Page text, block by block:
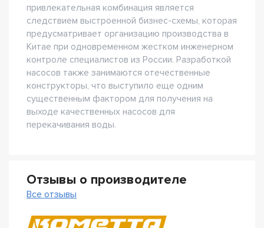
привлекательная комбинация является
следствием выстроенной бизнес-схемы, которая
предусматривает организацию производства в
Китае при одновременном жестком инженерном
контроле специалистов из России. Разработкой
насосов также занимаются отечественные
конструкторы, что выступило еще одним
существенным фактором для получения на
выходе качественных насосов для
перекачивания воды.
Отзывы о производителе
Все отзывы